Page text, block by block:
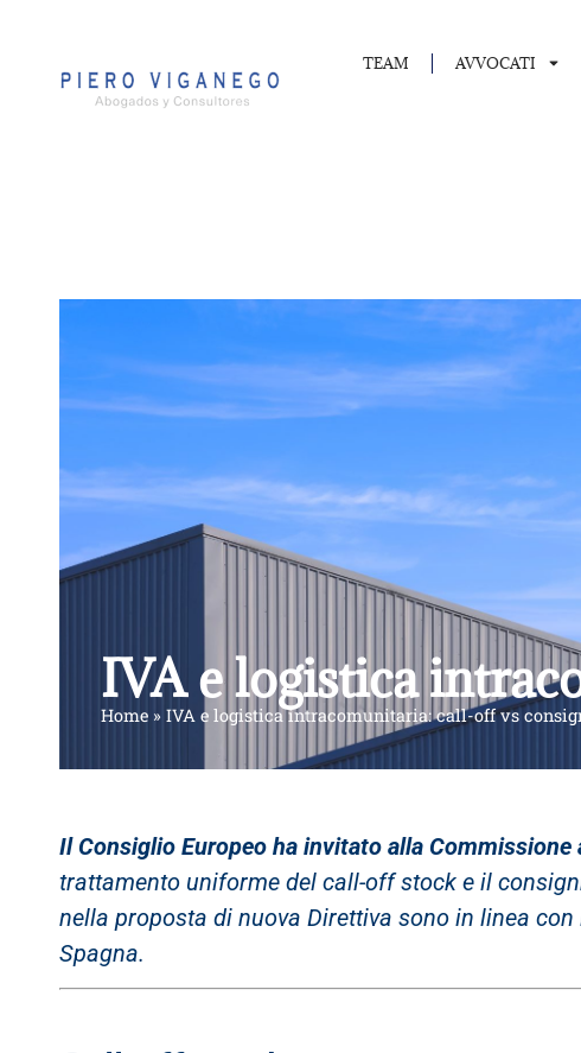
TEAM AVVOCATI
IVA e logistica
Home » IVA e logistica intracomunitaria: call-off vs
Il Consiglio Europeo ha invitato alla
trattamento uniforme del call-off stock e il
nella proposta di nuova Direttiva sono in linea
Spagna.